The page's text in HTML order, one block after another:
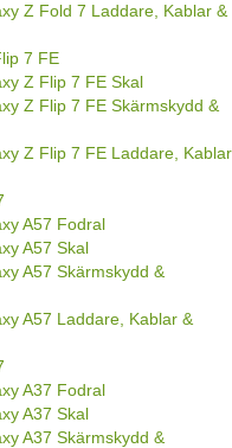
Z Fold 7 Laddare, Kablar &
7 FE
Z Flip 7 FE Skal
Z Flip 7 FE Skärmskydd &
Z Flip 7 FE Laddare, Kablar
A57 Fodral
A57 Skal
A57 Skärmskydd &
A57 Laddare, Kablar &
A37 Fodral
A37 Skal
A37 Skärmskydd &